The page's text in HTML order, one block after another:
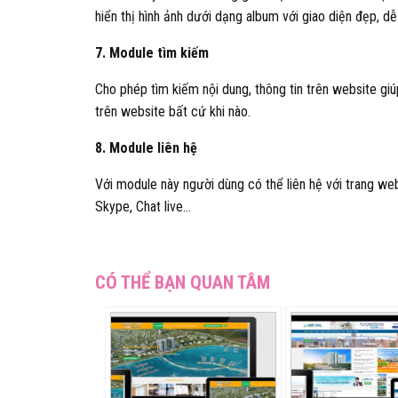
hiển thị hình ảnh dưới dạng album với giao diện đẹp,
7. Module tìm kiếm
Cho phép tìm kiếm nội dung, thông tin trên website
trên website bất cứ khi nào.
8. Module liên hệ
Với module này người dùng có thể liên hệ với trang
Skype, Chat live…